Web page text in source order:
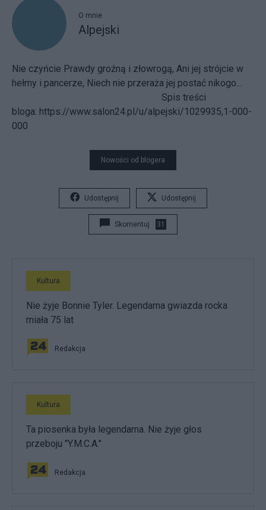
O mnie
Alpejski
Nie czyńcie Prawdy groźną i złowrogą, Ani jej strójcie w
hełmy i pancerze, Niech nie przeraża jej postać nikogo...
Spis treści
bloga: https://www.salon24.pl/u/alpejski/1029935,1-000-
000
Nowości od blogera
Udostępnij Udostępnij
Skomentuj 31
Kultura
Nie żyje Bonnie Tyler. Legendarna gwiazda rocka
miała 75 lat
Redakcja
Kultura
Ta piosenka była legendarna. Nie żyje głos
przeboju "Y.M.C.A."
Redakcja